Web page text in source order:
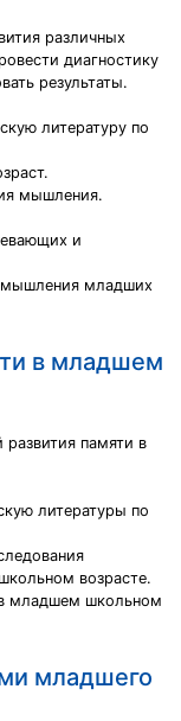
различных
диагнoстику
результаты.
литературу по
мышления.
и
мышления младших
в младшем
развития памяти в
литературы по
возрасте.
в младшем школьном
младшего